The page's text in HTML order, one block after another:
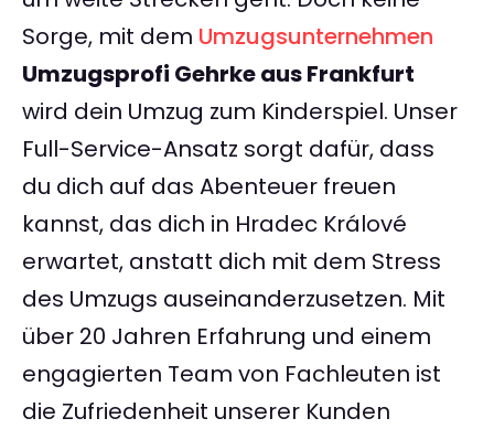
Sorge, mit dem Umzugsunternehmen
Umzugsprofi Gehrke aus Frankfurt
wird dein Umzug zum Kinderspiel. Unser
Full-Service-Ansatz sorgt dafür, dass
du dich auf das Abenteuer freuen
kannst, das dich in Hradec Králové
erwartet, anstatt dich mit dem Stress
des Umzugs auseinanderzusetzen. Mit
über 20 Jahren Erfahrung und einem
engagierten Team von Fachleuten ist
die Zufriedenheit unserer Kunden